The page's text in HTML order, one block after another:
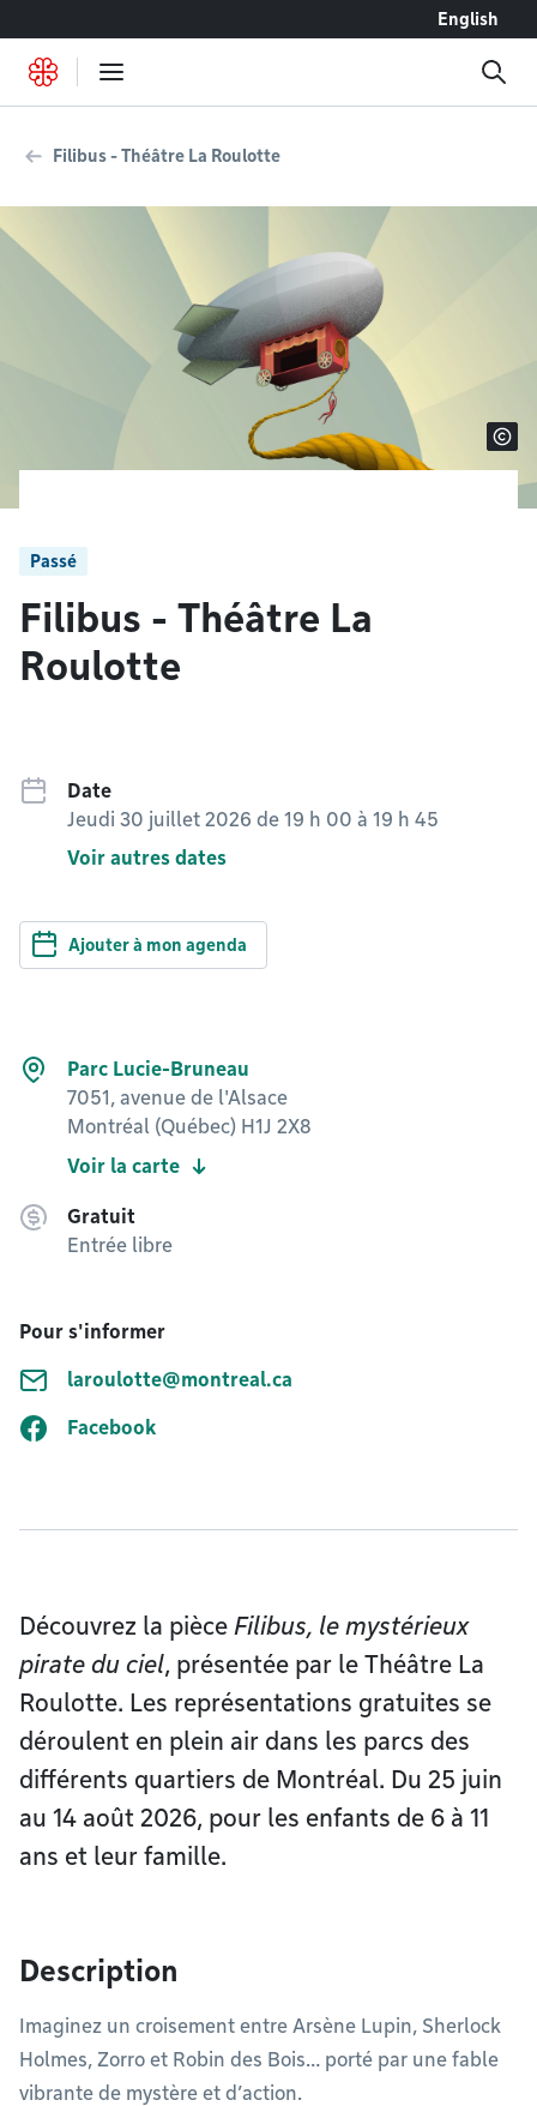
English
Filibus - Théâtre La Roulotte
Passé
Filibus - Théâtre La
Roulotte
Date
Jeudi 30 juillet 2026 de 19 h 00 à 19 h 45
Voir autres dates
Ajouter à mon agenda
Parc Lucie-Bruneau
7051, avenue de l'Alsace
Montréal (Québec) H1J 2X8
Voir la carte
Gratuit
Entrée libre
Pour s'informer
laroulotte@montreal.ca
Facebook
Découvrez la pièce Filibus, le mystérieux
pirate du ciel, présentée par le Théâtre La
Roulotte. Les représentations gratuites se
déroulent en plein air dans les parcs des
différents quartiers de Montréal. Du 25 juin
au 14 août 2026, pour les enfants de 6 à 11
ans et leur famille.
Description
Imaginez un croisement entre Arsène Lupin, Sherlock
Holmes, Zorro et Robin des Bois… porté par une fable
vibrante de mystère et d’action.